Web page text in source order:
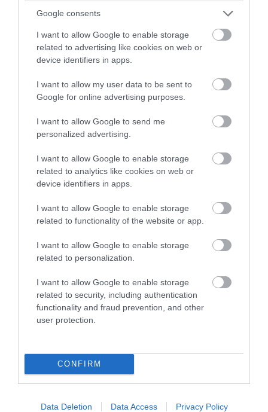
Google consents
I want to allow Google to enable storage
related to advertising like cookies on web or
device identifiers in apps.
I want to allow my user data to be sent to
Google for online advertising purposes.
I want to allow Google to send me
personalized advertising.
I want to allow Google to enable storage
related to analytics like cookies on web or
device identifiers in apps.
I want to allow Google to enable storage
related to functionality of the website or app.
I want to allow Google to enable storage
related to personalization.
I want to allow Google to enable storage
related to security, including authentication
functionality and fraud prevention, and other
user protection.
CONFIRM
Data Deletion Data Access Privacy Policy
Αφγανό δολοφόνο της 38χρονης
Βρετανίδας
07.08.2026 | 07:38
PRONEWS.GR /ΕΣΩΤΕΡΙΚΗ ΑΣΦΑΛΕΙΑ
Υπόθεση Marfin: Στην Εισαγγελία από τη
ΓΑΔΑ οδηγείται η 46χρονη – Aρνείται τις
07.08.2026 | 07:22